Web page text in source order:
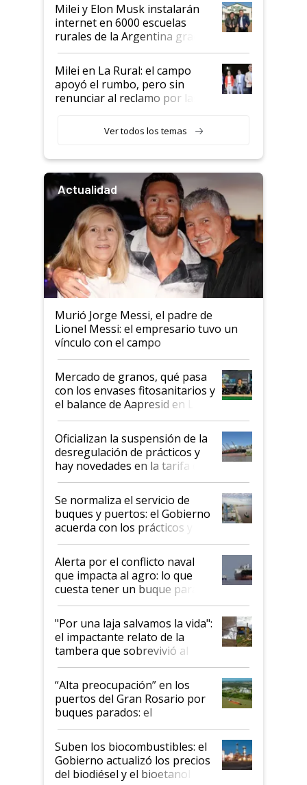
Milei y Elon Musk instalarán
internet en 6000 escuelas
rurales de la Argentina gracias
a un acuerdo con Starlink
Milei en La Rural: el campo
apoyó el rumbo, pero sin
renunciar al reclamo por las
Ver todos los temas
Actualidad
Murió Jorge Messi, el padre de
Lionel Messi: el empresario tuvo un
vínculo con el campo
Mercado de granos, qué pasa
con los envases fitosanitarios y
el balance de Aapresid en La
Posta
Oficializan la suspensión de la
desregulación de prácticos y
hay novedades en la tarifa de
la hidrovía
Se normaliza el servicio de
buques y puertos: el Gobierno
acuerda con los prácticos y
suspende el decreto de
desregulación
Alerta por el conflicto naval
que impacta al agro: lo que
cuesta tener un buque parado
y el peligro de que Argentina
pase a ser "país sucio"
"Por una laja salvamos la vida":
el impactante relato de la
tambera que sobrevivió al
tornado
“Alta preocupación” en los
puertos del Gran Rosario por
buques parados: el
funcionamiento de las
exportadoras en tensión tras
la medida de fuerza de los
prácticos
Suben los biocombustibles: el
Gobierno actualizó los precios
del biodiésel y el bioetanol